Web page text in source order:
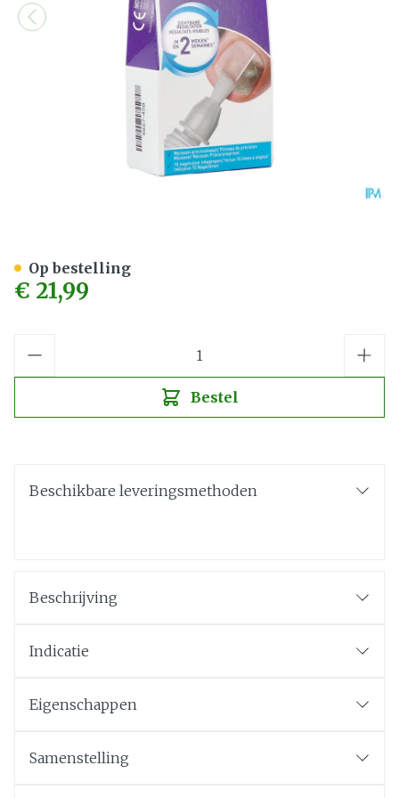
€ 21,99
Bestel
Op bestelling
Beschikbare leveringsmethoden
Beschrijving
Indicatie
Eigenschappen
Samenstelling